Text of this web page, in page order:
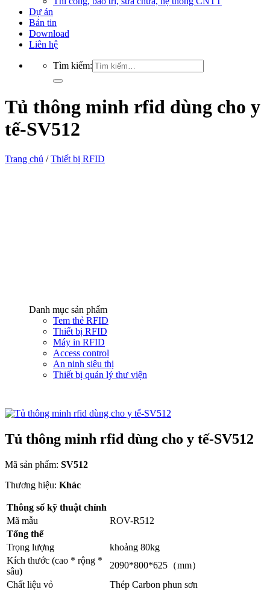
Dự án
Bản tin
Download
Liên hệ
Tìm kiếm:
Tủ thông minh rfid dùng cho y
tế-SV512
Trang chủ / Thiết bị RFID
Danh mục sản phẩm
Tem thẻ RFID
Thiết bị RFID
Máy in RFID
Access control
An ninh siêu thị
Thiết bị quản lý thư viện
Tủ thông minh rfid dùng cho y tế-SV512
Mã sản phẩm: SV512
Thương hiệu: Khác
Thông số kỹ thuật chính
Mã mẫu
ROV-R512
Tổng thể
Trọng lượng
khoảng 80kg
Kích thước (cao * rộng *
sâu)
2090*800*625（mm）
Chất liệu vỏ
Thép Carbon phun sơn